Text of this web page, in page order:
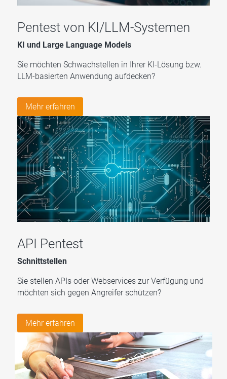
Pentest von KI/LLM-Systemen
KI und Large Language Models
Sie möchten Schwachstellen in Ihrer KI-Lösung bzw.
LLM-basierten Anwendung aufdecken?
Mehr erfahren
API Pentest
Schnittstellen
Sie stellen APIs oder Webservices zur Verfügung und
möchten sich gegen Angreifer schützen?
Mehr erfahren